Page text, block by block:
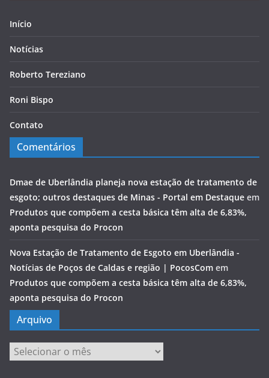
Início
Notícias
Roberto Tereziano
Roni Bispo
Contato
Comentários
Dmae de Uberlândia planeja nova estação de tratamento de
esgoto; outros destaques de Minas - Portal em Destaque em
Produtos que compõem a cesta básica têm alta de 6,83%,
aponta pesquisa do Procon
Nova Estação de Tratamento de Esgoto em Uberlândia -
Notícias de Poços de Caldas e região | PocosCom em
Produtos que compõem a cesta básica têm alta de 6,83%,
aponta pesquisa do Procon
Arquivo
Arquivo